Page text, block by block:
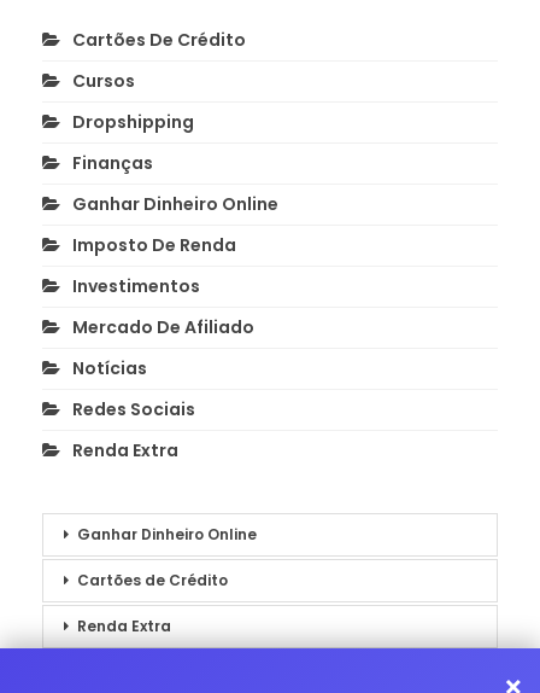
Cartões De Crédito
Cursos
Dropshipping
Finanças
Ganhar Dinheiro Online
Imposto De Renda
Investimentos
Mercado De Afiliado
Notícias
Redes Sociais
Renda Extra
Ganhar Dinheiro Online
Cartões de Crédito
Renda Extra